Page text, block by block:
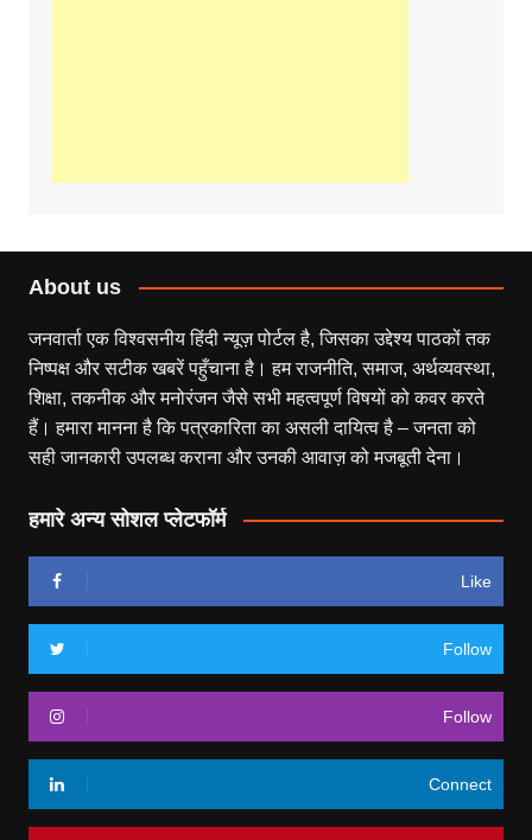
About us
जनवार्ता एक विश्वसनीय हिंदी न्यूज़ पोर्टल है, जिसका उद्देश्य पाठकों तक
निष्पक्ष और सटीक खबरें पहुँचाना है। हम राजनीति, समाज, अर्थव्यवस्था,
शिक्षा, तकनीक और मनोरंजन जैसे सभी महत्वपूर्ण विषयों को कवर करते
हैं। हमारा मानना है कि पत्रकारिता का असली दायित्व है – जनता को
सही जानकारी उपलब्ध कराना और उनकी आवाज़ को मजबूती देना।
हमारे अन्य सोशल प्लेटफॉर्म
Like
Follow
Follow
Connect